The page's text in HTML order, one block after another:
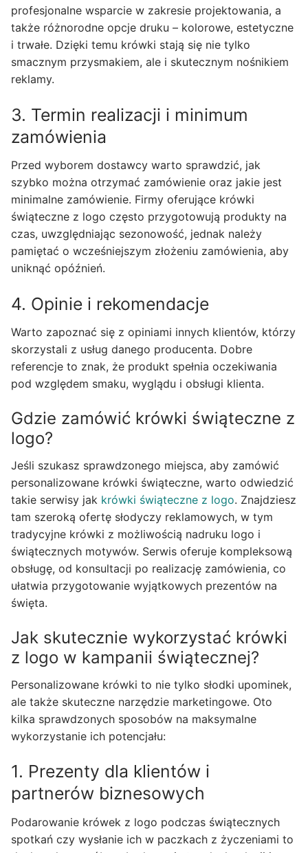
profesjonalne wsparcie w zakresie projektowania, a
także różnorodne opcje druku – kolorowe, estetyczne
i trwałe. Dzięki temu krówki stają się nie tylko
smacznym przysmakiem, ale i skutecznym nośnikiem
reklamy.
3. Termin realizacji i minimum
zamówienia
Przed wyborem dostawcy warto sprawdzić, jak
szybko można otrzymać zamówienie oraz jakie jest
minimalne zamówienie. Firmy oferujące krówki
świąteczne z logo często przygotowują produkty na
czas, uwzględniając sezonowość, jednak należy
pamiętać o wcześniejszym złożeniu zamówienia, aby
uniknąć opóźnień.
4. Opinie i rekomendacje
Warto zapoznać się z opiniami innych klientów, którzy
skorzystali z usług danego producenta. Dobre
referencje to znak, że produkt spełnia oczekiwania
pod względem smaku, wyglądu i obsługi klienta.
Gdzie zamówić krówki świąteczne z
logo?
Jeśli szukasz sprawdzonego miejsca, aby zamówić
personalizowane krówki świąteczne, warto odwiedzić
takie serwisy jak krówki świąteczne z logo. Znajdziesz
tam szeroką ofertę słodyczy reklamowych, w tym
tradycyjne krówki z możliwością nadruku logo i
świątecznych motywów. Serwis oferuje kompleksową
obsługę, od konsultacji po realizację zamówienia, co
ułatwia przygotowanie wyjątkowych prezentów na
święta.
Jak skutecznie wykorzystać krówki
z logo w kampanii świątecznej?
Personalizowane krówki to nie tylko słodki upominek,
ale także skuteczne narzędzie marketingowe. Oto
kilka sprawdzonych sposobów na maksymalne
wykorzystanie ich potencjału:
1. Prezenty dla klientów i
partnerów biznesowych
Podarowanie krówek z logo podczas świątecznych
spotkań czy wysłanie ich w paczkach z życzeniami to